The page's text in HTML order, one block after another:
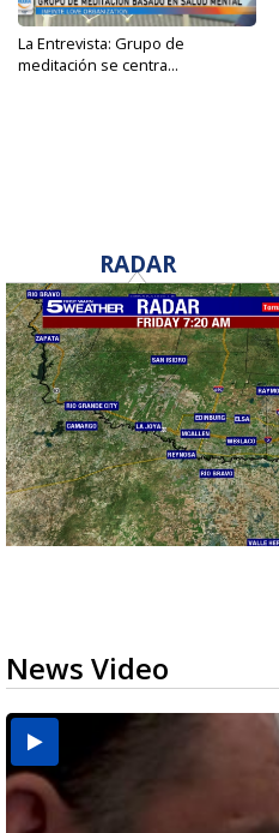
La Entrevista: Grupo de
meditación se centra...
RADAR
News Video